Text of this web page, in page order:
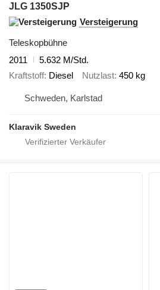
JLG 1350SJP
Versteigerung
Teleskopbühne
2011
5.632 M/Std.
Kraftstoff Diesel Nutzlast 450 kg
Schweden, Karlstad
Klaravik Sweden